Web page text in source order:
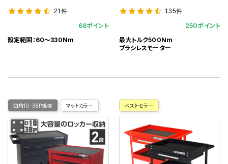
21件
68ポイント
設定範囲：60～330Nm
135件
250ポイント
最大トルク500Nm
ブラシレスモーター
四角10-38P規格 マットカラー ベストセラー